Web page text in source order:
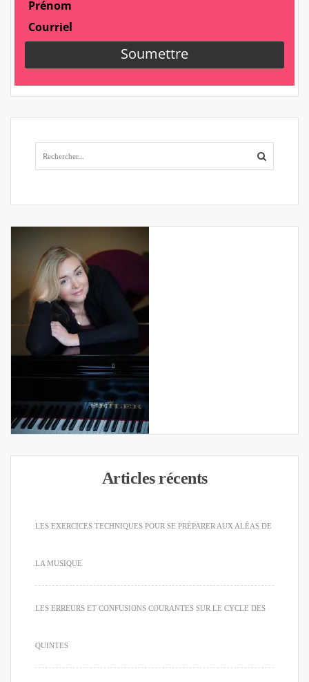
Articles récents
LES EXERCICES TECHNIQUES POUR SE PRÉPARER AUX ALÉAS DE
LA MUSIQUE
LES ERREURS ET CONFUSIONS COURANTES SUR LE CYCLE DES
QUINTES